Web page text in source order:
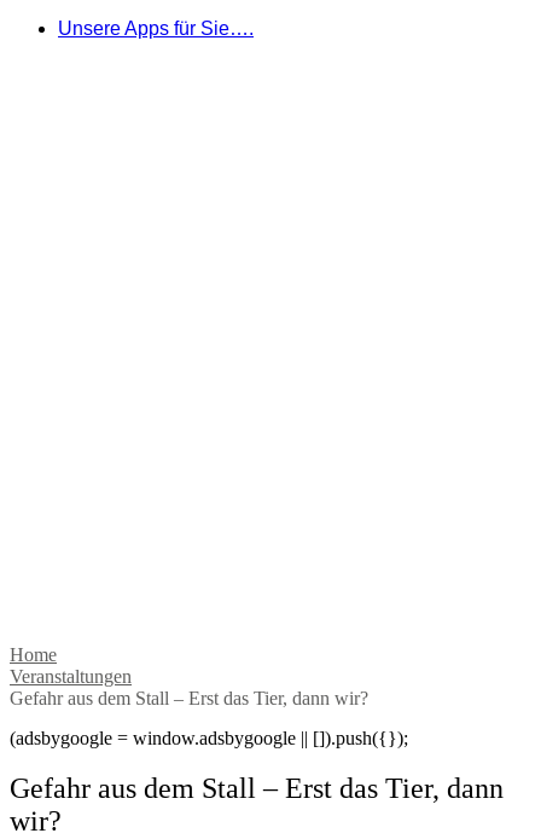
Unsere Apps für Sie….
Home
Veranstaltungen
Gefahr aus dem Stall – Erst das Tier, dann wir?
(adsbygoogle = window.adsbygoogle || []).push({});
Gefahr aus dem Stall – Erst das Tier, dann
wir?